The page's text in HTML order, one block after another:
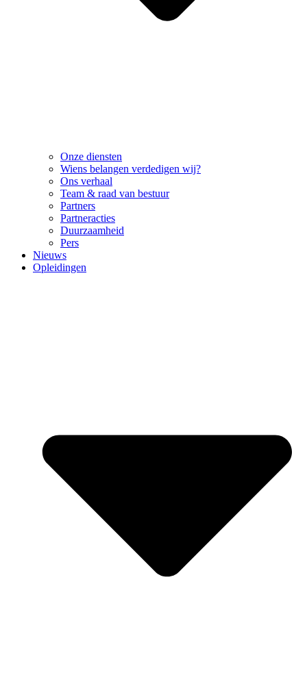
Onze diensten
Wiens belangen verdedigen wij?
Ons verhaal
Team & raad van bestuur
Partners
Partneracties
Duurzaamheid
Pers
Nieuws
Opleidingen